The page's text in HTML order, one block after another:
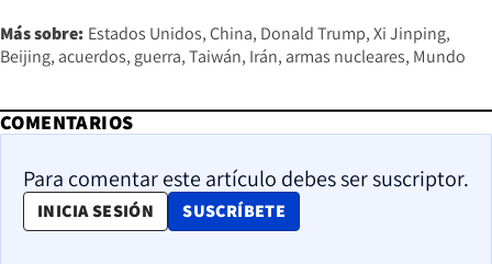
Más sobre: Estados Unidos China Donald Trump Xi Jinping
Beijing acuerdos guerra Taiwán Irán armas nucleares Mundo
COMENTARIOS
Para comentar este artículo debes ser suscriptor.
INICIA SESIÓN SUSCRÍBETE
OPENS IN NEW WINDOW